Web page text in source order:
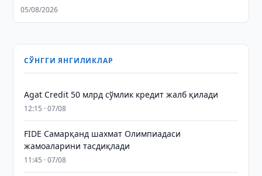
05/08/2026
СЎНГГИ ЯНГИЛИКЛАР
Agat Credit 50 млрд сўмлик кредит жалб қилади
12:15 · 07/08
FIDE Самарқанд шахмат Олимпиадаси
жамоаларини тасдиқлади
11:45 · 07/08